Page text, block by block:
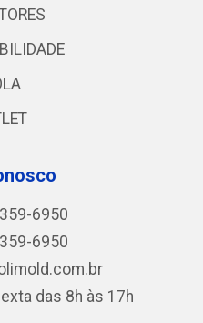
6950
6950
das 8h às 17h